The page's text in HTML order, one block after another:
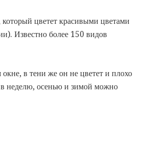
цветет красивыми цветами
Известно более 150 видов
в тени же он не цветет и плохо
в неделю, осенью и зимой можно